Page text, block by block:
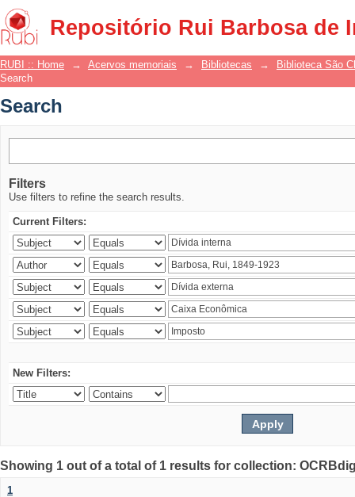
Repositório Rui Barbosa de
Search
RUBI :: Home → Acervos memoriais → Bibliotecas →
Biblioteca São
Search
Search
Filters
Use filters to refine the search results.
Current Filters:
New Filters:
Showing 1 out of a total of 1 results for collection:
1